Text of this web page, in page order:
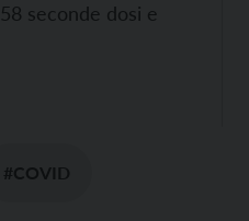
seconde dosi e
#COVID